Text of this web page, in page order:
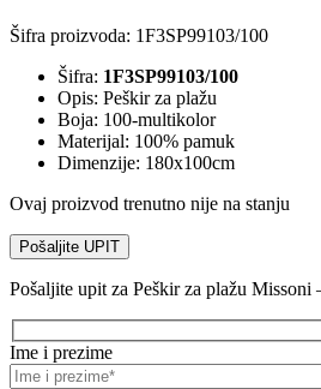
Šifra proizvoda: 1F3SP99103/100
Šifra: 1F3SP99103/100
Opis: Peškir za plažu
Boja: 100-multikolor
Materijal: 100% pamuk
Dimenzije: 180x100cm
Ovaj proizvod trenutno nije na stanju
Pošaljite UPIT
Pošaljite upit za Peškir za plažu Missoni
Ime i prezime